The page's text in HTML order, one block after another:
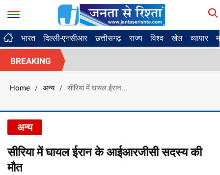
भारत दिल्ली-एनसीआर छत्तीसगढ़ राज्य विश्व खेल व्यापार
BREAKING
Home / अन्य / सीरिया में घायल ईरान...
अन्य
सीरिया में घायल ईरान के आईआरजीसी सदस्य की
मौत